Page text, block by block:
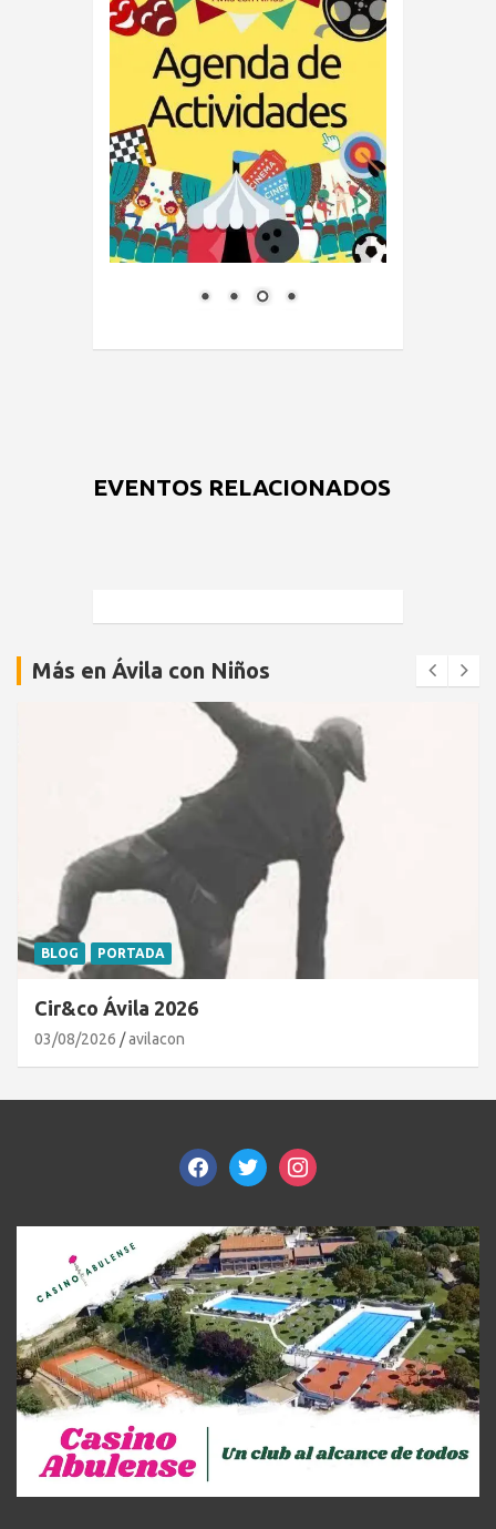
EVENTOS RELACIONADOS
Más en Ávila con Niños
BLOG PORTADA
Cir&co Ávila 2026
03/08/2026 avilacon
facebooktwitterinstagram